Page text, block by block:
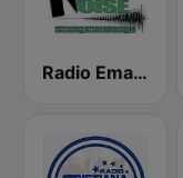
Radio Emanuel el Salvador